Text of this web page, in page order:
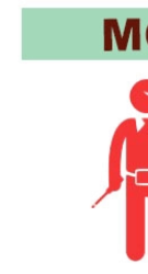
Zum
Inhalt